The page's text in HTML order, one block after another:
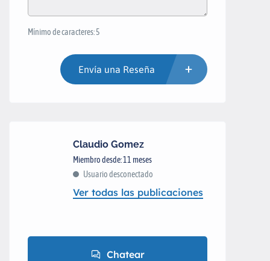
Mínimo de caracteres: 5
Envía una Reseña
Claudio Gomez
Miembro desde: 11 meses
Usuario desconectado
Ver todas las publicaciones
Chatear